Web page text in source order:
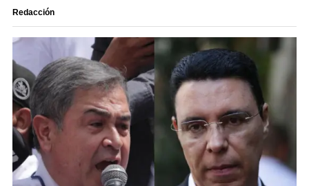
Redacción